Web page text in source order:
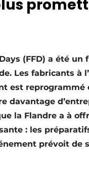
(FFD) a été
Les fabricants à
est reprogrammé
davantage
la Flandre a à
: les
prévoit de